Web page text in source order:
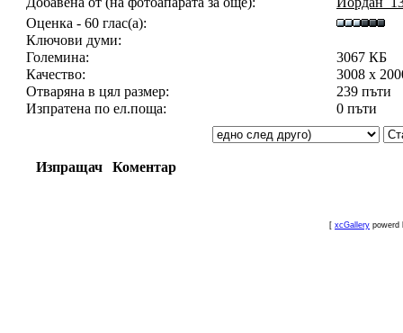
Оценка - 60 глас(а):
Ключови думи:
Големина:
3067 КБ
Качество:
3008 x
Отваряна в цял размер:
239 пъти
Изпратена по ел.поща:
0 пъти
Изпращач Коментар
[ xcGallery